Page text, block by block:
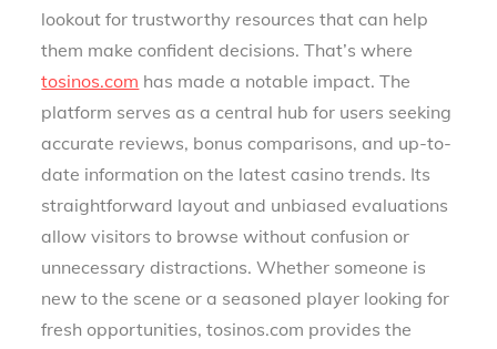
lookout for trustworthy resources that can help
them make confident decisions. That’s where
tosinos.com has made a notable impact. The
platform serves as a central hub for users seeking
accurate reviews, bonus comparisons, and up-to-
date information on the latest casino trends. Its
straightforward layout and unbiased evaluations
allow visitors to browse without confusion or
unnecessary distractions. Whether someone is
new to the scene or a seasoned player looking for
fresh opportunities, tosinos.com provides the